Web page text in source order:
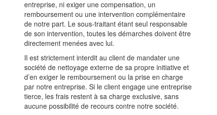
entreprise, ni exiger une compensation, un
remboursement ou une intervention complémentaire
de notre part. Le sous-traitant étant seul responsable
de son intervention, toutes les démarches doivent être
directement menées avec lui.
Il est strictement interdit au client de mandater une
société de nettoyage externe de sa propre initiative et
d’en exiger le remboursement ou la prise en charge
par notre entreprise. Si le client engage une entreprise
tierce, les frais restent à sa charge exclusive, sans
aucune possibilité de recours contre notre société.